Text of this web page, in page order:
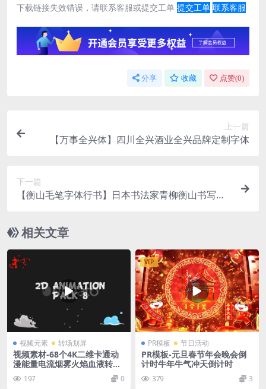
下载链接失效错误，请联系客服或提交工单 提交工单 联系客服
分享 收藏 点赞(0)
上一篇
【万事全兴体】四川全兴酒业全兴品牌定制字体
下一篇
【衡山毛笔字体行书】日本书法家青柳衡山书写的
相关文章
视频元素 转场划屏
视频素材-68个4K二维卡通动
漫能量电流烟雾火焰血液转场
水液体火花MG视频素材 2D A
nimation Fx Pack 第8套
197 0
VIP
PR模板 节日活动
PR模板-元旦春节年会晚会倒
计时牛年牛气冲天倒计时
379 3